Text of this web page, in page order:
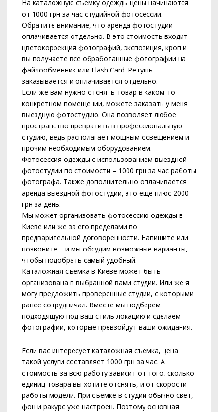
На каталожную съемку одежды цены начинаются
от 1000 грн за час студийной фотосессии.
Обратите внимание, что аренда фотостудии
оплачивается отдельно. В это стоимость входит
цветокоррекция фотографий, экспозиция, кроп и
вы получаете все обработанные фотографии на
файлообменник или Flash Card. Ретушь
заказывается и оплачивается отдельно.
Если же вам нужно отснять товар в каком-то
конкретном помещении, можете заказать у меня
выездную фотостудию. Она позволяет любое
пространство превратить в профессиональную
студию, ведь располагает мощным освещением и
прочим необходимым оборудованием.
Фотосессия одежды с использованием выездной
фотостудии по стоимости – 1000 грн за час работы
фотографа. Также дополнительно оплачивается
аренда выездной фотостудии, это еще плюс 2000
грн за день.
Мы может организовать фотосессию одежды в
Киеве или же за его пределами по
предварительной договоренности. Напишите или
позвоните – и мы обсудим возможные варианты,
чтобы подобрать самый удобный.
Каталожная съемка в Киеве может быть
организована в выбранной вами студии. Или же я
могу предложить проверенные студии, с которыми
ранее сотрудничал. Вместе мы подберем
подходящую под ваш стиль локацию и сделаем
фотографии, которые превзойдут ваши ожидания.
Если вас интересует каталожная съёмка, цена
такой услуги составляет 1000 грн за час. А
стоимость за всю работу зависит от того, сколько
единиц товара вы хотите отснять, и от скорости
работы модели. При съемке в студии обычно свет,
фон и ракурс уже настроен. Поэтому основная